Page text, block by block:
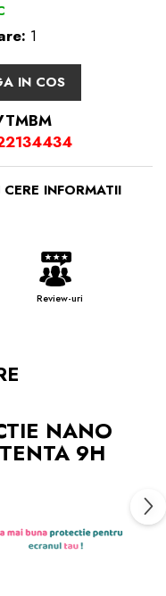
1
IN COS
CERE INFORMATII
Review-uri
NANO
9H